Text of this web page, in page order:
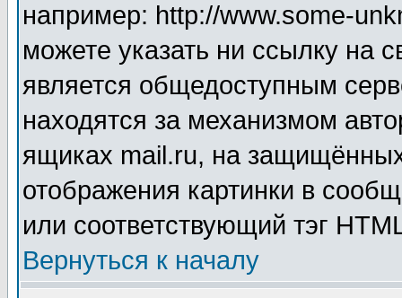
например: http://www.some-
можете указать ни ссылку на
является общедоступным
находятся за механизмом
ящиках mail.ru, на
отображения картинки в
или соответствующий тэг
Вернуться к началу